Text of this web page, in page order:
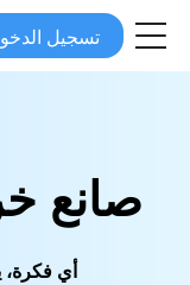
تسجيل
صانع
أي فكرة،